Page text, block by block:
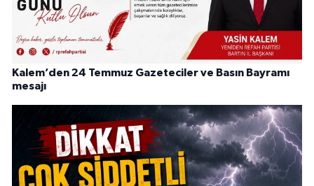
Kalem’den 24 Temmuz Gazeteciler ve Basın Bayramı
mesajı